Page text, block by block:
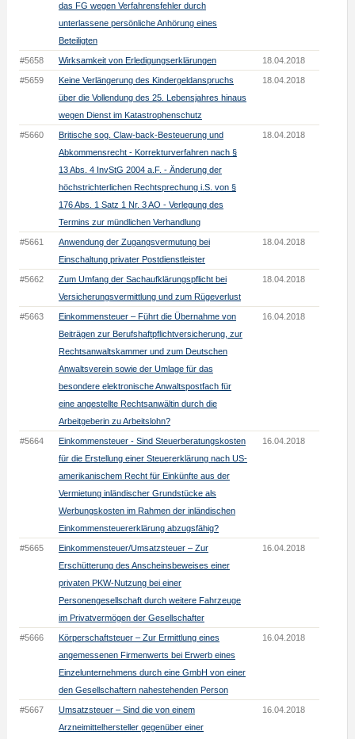
das FG wegen Verfahrensfehler durch
unterlassene persönliche Anhörung eines
Beteiligten
#5658 Wirksamkeit von Erledigungserklärungen 18.04.2018
#5659
Keine Verlängerung des Kindergeldanspruchs
über die Vollendung des 25. Lebensjahres hinaus
wegen Dienst im Katastrophenschutz
18.04.2018
#5660
Britische sog. Claw-back-Besteuerung und
Abkommensrecht - Korrekturverfahren nach §
13 Abs. 4 InvStG 2004 a.F. - Änderung der
höchstrichterlichen Rechtsprechung i.S. von §
176 Abs. 1 Satz 1 Nr. 3 AO - Verlegung des
Termins zur mündlichen Verhandlung
18.04.2018
#5661
Anwendung der Zugangsvermutung bei
Einschaltung privater Postdienstleister
18.04.2018
#5662
Zum Umfang der Sachaufklärungspflicht bei
Versicherungsvermittlung und zum Rügeverlust
18.04.2018
#5663
Einkommensteuer – Führt die Übernahme von
Beiträgen zur Berufshaftpflichtversicherung, zur
Rechtsanwaltskammer und zum Deutschen
Anwaltsverein sowie der Umlage für das
besondere elektronische Anwaltspostfach für
eine angestellte Rechtsanwältin durch die
Arbeitgeberin zu Arbeitslohn?
16.04.2018
#5664
Einkommensteuer - Sind Steuerberatungskosten
für die Erstellung einer Steuererklärung nach US-
amerikanischem Recht für Einkünfte aus der
Vermietung inländischer Grundstücke als
Werbungskosten im Rahmen der inländischen
Einkommensteuererklärung abzugsfähig?
16.04.2018
#5665
Einkommensteuer/Umsatzsteuer – Zur
Erschütterung des Anscheinsbeweises einer
privaten PKW-Nutzung bei einer
Personengesellschaft durch weitere Fahrzeuge
im Privatvermögen der Gesellschafter
16.04.2018
#5666
Körperschaftsteuer – Zur Ermittlung eines
angemessenen Firmenwerts bei Erwerb eines
Einzelunternehmens durch eine GmbH von einer
den Gesellschaftern nahestehenden Person
16.04.2018
#5667
Umsatzsteuer – Sind die von einem
Arzneimittelhersteller gegenüber einer
16.04.2018